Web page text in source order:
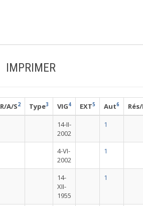
IMPRIMER
R/A/S2 Type3 VIG4 EXT5 Aut6
14-II-
2002
1
4-VI-
2002
1
14-
XII-
1955
1